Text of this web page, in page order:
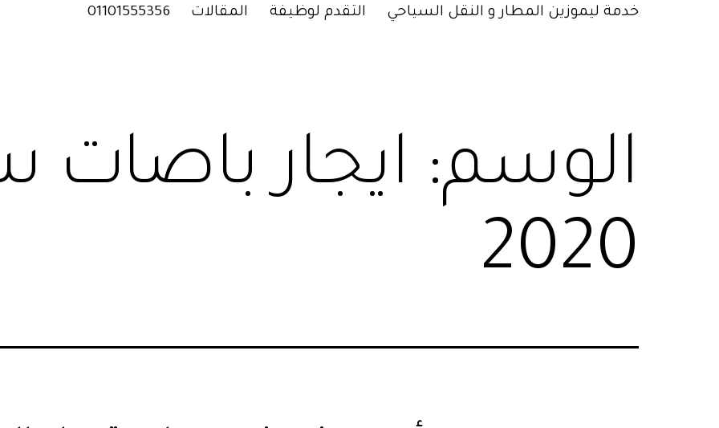
خدمة ليموزين المطار و النقل السياحي التقدم لوظيفة المقالات 01101555356
الوسم: ايجار باصات
2020